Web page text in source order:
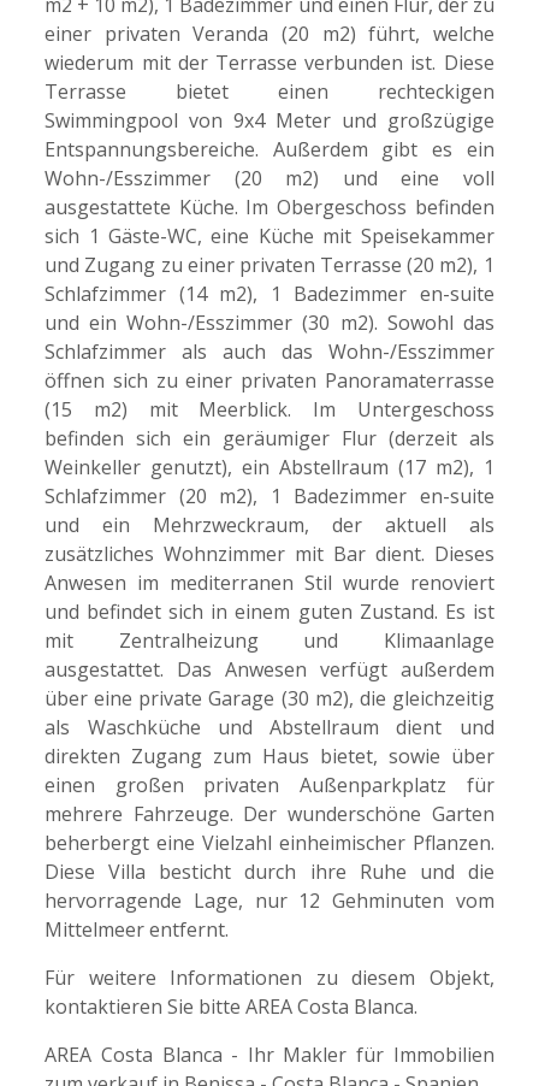
einer privaten Veranda (20 m2) führt, welche
wiederum mit der Terrasse verbunden ist. Diese
Terrasse bietet einen rechteckigen
Swimmingpool von 9x4 Meter und großzügige
Entspannungsbereiche. Außerdem gibt es ein
Wohn-/Esszimmer (20 m2) und eine voll
ausgestattete Küche. Im Obergeschoss befinden
sich 1 Gäste-WC, eine Küche mit Speisekammer
und Zugang zu einer privaten Terrasse (20 m2), 1
Schlafzimmer (14 m2), 1 Badezimmer en-suite
und ein Wohn-/Esszimmer (30 m2). Sowohl das
Schlafzimmer als auch das Wohn-/Esszimmer
öffnen sich zu einer privaten Panoramaterrasse
(15 m2) mit Meerblick. Im Untergeschoss
befinden sich ein geräumiger Flur (derzeit als
Weinkeller genutzt), ein Abstellraum (17 m2), 1
Schlafzimmer (20 m2), 1 Badezimmer en-suite
und ein Mehrzweckraum, der aktuell als
zusätzliches Wohnzimmer mit Bar dient. Dieses
Anwesen im mediterranen Stil wurde renoviert
und befindet sich in einem guten Zustand. Es ist
mit Zentralheizung und Klimaanlage
ausgestattet. Das Anwesen verfügt außerdem
über eine private Garage (30 m2), die gleichzeitig
als Waschküche und Abstellraum dient und
direkten Zugang zum Haus bietet, sowie über
einen großen privaten Außenparkplatz für
mehrere Fahrzeuge. Der wunderschöne Garten
beherbergt eine Vielzahl einheimischer Pflanzen.
Diese Villa besticht durch ihre Ruhe und die
hervorragende Lage, nur 12 Gehminuten vom
Mittelmeer entfernt.
Für weitere Informationen zu diesem Objekt,
kontaktieren Sie bitte AREA Costa Blanca.
AREA Costa Blanca - Ihr Makler für Immobilien